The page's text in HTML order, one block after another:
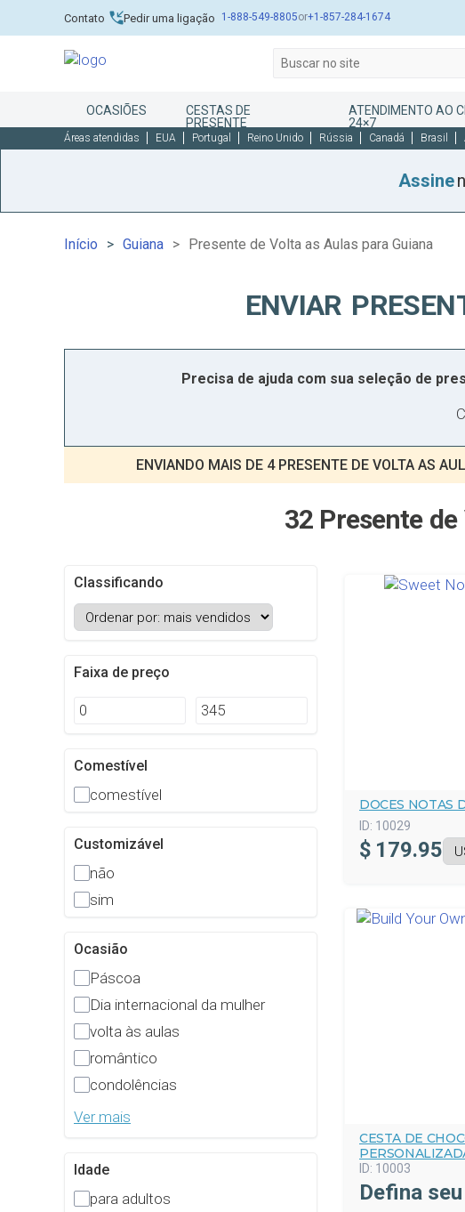
Contato Pedir uma ligação 1-888-549-8805or+1-857-284-1674
OCASIÕES
CESTAS DE
PRESENTE
ATENDIMENTO AO
24×7
Áreas atendidas EUA Portugal Reino Unido Rússia Canadá Brasil
Assine
Início Guiana Presente de Volta as Aulas para Guiana
ENVIAR
Precisa de ajuda com sua seleção de
ENVIANDO MAIS DE 4 PRESENTE DE VOLTA AS
32 Presente
Classificando
Faixa de preço
Comestível
comestível
Customizável
não
sim
Ocasião
Páscoa
Dia internacional da mulher
volta às aulas
romântico
condolências
Ver mais
Idade
para adultos
DOCES NOTAS
ID: 10029
$ 179.95
CESTA DE
ID: 10003
Defina